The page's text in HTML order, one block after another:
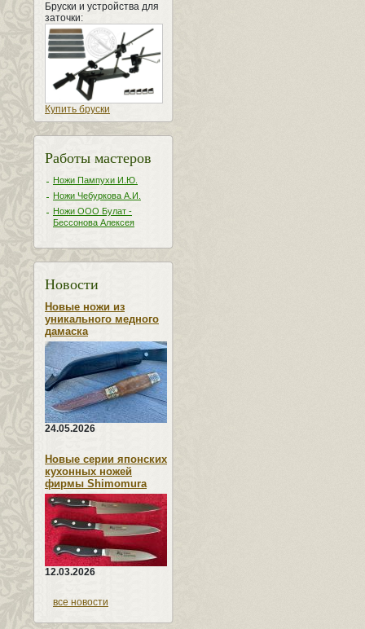
Бруски и устройства для
заточки:
Купить бруски
Работы мастеров
Ножи Пампухи И.Ю.
Ножи Чебуркова А.И.
Ножи ООО Булат -
Бессонова Алексея
Новости
Новые ножи из
уникального медного
дамаска
24.05.2026
Новые серии японских
кухонных ножей
фирмы Shimomura
12.03.2026
все новости